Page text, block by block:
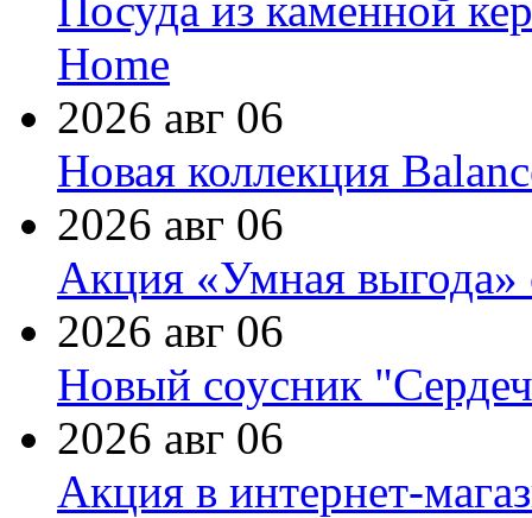
Home
2026 авг 06
Новая коллекция
2026 авг 06
Акция «Умная выгода»
2026 авг 06
Новый соусник
2026 авг 06
Акция в интернет-